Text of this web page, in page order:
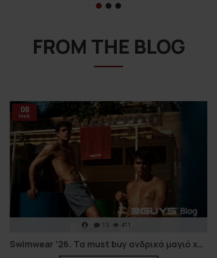
FROM THE BLOG
08
Ιουλ
13 411
Swimwear ’26. Τα must buy ανδρικά μαγιό χονδρική και λιανική που αξίζει να έχετε στη συλλογή σας!